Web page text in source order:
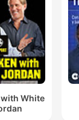
White